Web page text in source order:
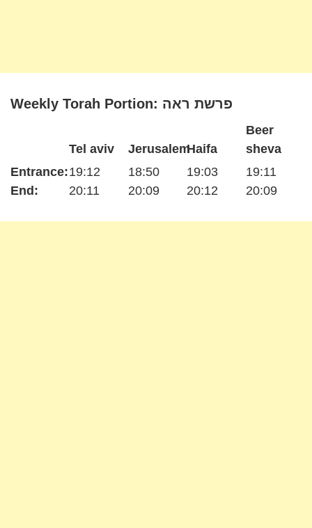
Weekly Torah Portion: פרשת ראה
Entrance:
End:
Tel aviv
19:12
20:11
Jerusalem
18:50
20:09
Haifa
19:03
20:12
Beer
sheva
19:11
20:09